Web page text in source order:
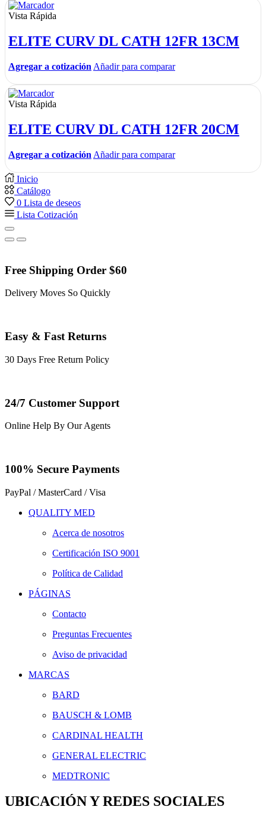
Vista Rápida
ELITE CURV DL CATH 12FR 13CM
Agregar a cotización Añadir para comparar
Vista Rápida
ELITE CURV DL CATH 12FR 20CM
Agregar a cotización Añadir para comparar
Inicio
Catálogo
0 Lista de deseos
Lista Cotización
Free Shipping Order $60
Delivery Moves So Quickly
Easy & Fast Returns
30 Days Free Return Policy
24/7 Customer Support
Online Help By Our Agents
100% Secure Payments
PayPal / MasterCard / Visa
QUALITY MED
Acerca de nosotros
Certificación ISO 9001
Política de Calidad
PÁGINAS
Contacto
Preguntas Frecuentes
Aviso de privacidad
MARCAS
BARD
BAUSCH & LOMB
CARDINAL HEALTH
GENERAL ELECTRIC
MEDTRONIC
UBICACIÓN Y REDES SOCIALES